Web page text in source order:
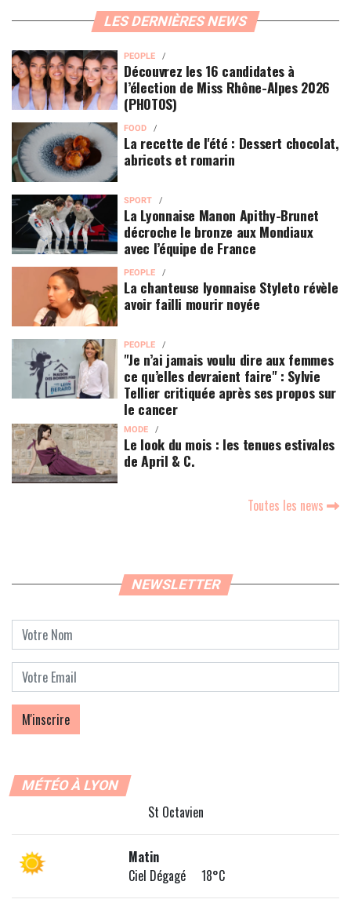
LES DERNIÈRES NEWS
PEOPLE
Découvrez les 16 candidates à
l’élection de Miss Rhône-Alpes 2026
(PHOTOS)
FOOD
La recette de l'été : Dessert chocolat,
abricots et romarin
SPORT
La Lyonnaise Manon Apithy-Brunet
décroche le bronze aux Mondiaux
avec l’équipe de France
PEOPLE
La chanteuse lyonnaise Styleto révèle
avoir failli mourir noyée
PEOPLE
"Je n’ai jamais voulu dire aux femmes
ce qu’elles devraient faire" : Sylvie
Tellier critiquée après ses propos sur
le cancer
MODE
Le look du mois : les tenues estivales
de April & C.
Toutes les news
NEWSLETTER
MÉTÉO À LYON
St Octavien
Matin
Ciel Dégagé 18°C